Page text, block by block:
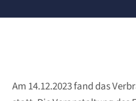
Am 14.12.2023 fand das